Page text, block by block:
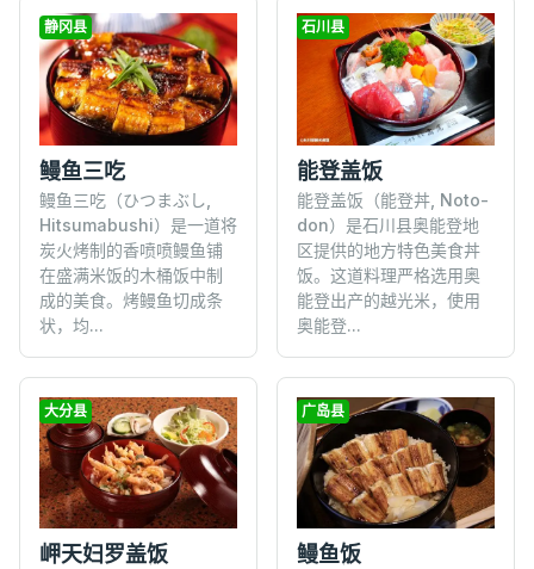
静冈县
鳗鱼三吃
鳗鱼三吃（ひつまぶし,
Hitsumabushi）是一道将
炭火烤制的香喷喷鳗鱼铺
在盛满米饭的木桶饭中制
成的美食。烤鳗鱼切成条
状，均...
石川县
能登盖饭
能登盖饭（能登丼, Noto-
don）是石川县奥能登地
区提供的地方特色美食丼
饭。这道料理严格选用奥
能登出产的越光米，使用
奥能登...
大分县
岬天妇罗盖饭
广岛县
鳗鱼饭